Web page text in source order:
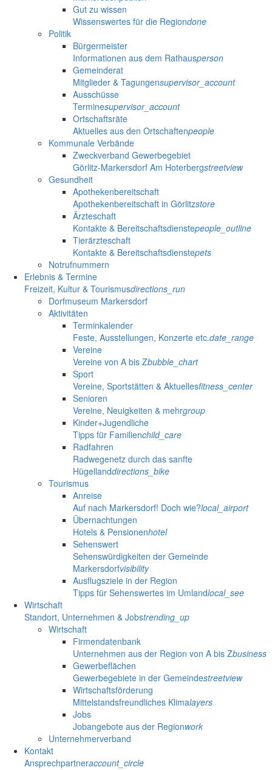
Gut zu wissen
Wissenswertes für die Regiondone
Politik
Bürgermeister
Informationen aus dem Rathausperson
Gemeinderat
Mitglieder & Tagungensupervisor_account
Ausschüsse
Terminesupervisor_account
Ortschaftsräte
Aktuelles aus den Ortschaftenpeople
Kommunale Verbände
Zweckverband Gewerbegebiet
Görlitz-Markersdorf Am Hoterbergstreetview
Gesundheit
Apothekenbereitschaft
Apothekenbereitschaft in Görlitzstore
Ärzteschaft
Kontakte & Bereitschaftsdienstepeople_outline
Tierärzteschaft
Kontakte & Bereitschaftsdienstepets
Notrufnummern
Erlebnis & Termine
Freizeit, Kultur & Tourismusdirections_run
Dorfmuseum Markersdorf
Aktivitäten
Terminkalender
Feste, Ausstellungen, Konzerte etc.date_range
Vereine
Vereine von A bis Zbubble_chart
Sport
Vereine, Sportstätten & Aktuellesfitness_center
Senioren
Vereine, Neuigkeiten & mehrgroup
Kinder+Jugendliche
Tipps für Familienchild_care
Radfahren
Radwegenetz durch das sanfte
Hügellanddirections_bike
Tourismus
Anreise
Auf nach Markersdorf! Doch wie?local_airport
Übernachtungen
Hotels & Pensionenhotel
Sehenswert
Sehenswürdigkeiten der Gemeinde
Markersdorfvisibility
Ausflugsziele in der Region
Tipps für Sehenswertes im Umlandlocal_see
Wirtschaft
Standort, Unternehmen & Jobstrending_up
Wirtschaft
Firmendatenbank
Unternehmen aus der Region von A bis Zbusiness
Gewerbeflächen
Gewerbegebiete in der Gemeindestreetview
Wirtschaftsförderung
Mittelstandsfreundliches Klimalayers
Jobs
Jobangebote aus der Regionwork
Unternehmerverband
Kontakt
Ansprechpartneraccount_circle